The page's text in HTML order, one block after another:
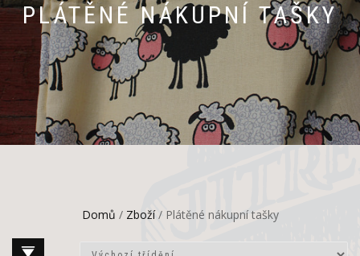
PLÁTĚNÉ NÁKUPNÍ TAŠKY
Domů / Zboží/ Plátěné nákupní tašky